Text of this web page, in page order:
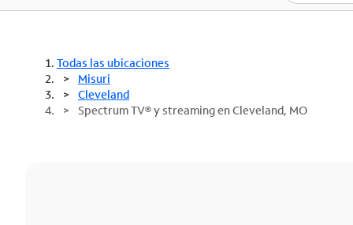
Mejores ofertas
Todas las ubicaciones
Misuri
Cleveland
Spectrum TV® y streaming en Cleveland, MO